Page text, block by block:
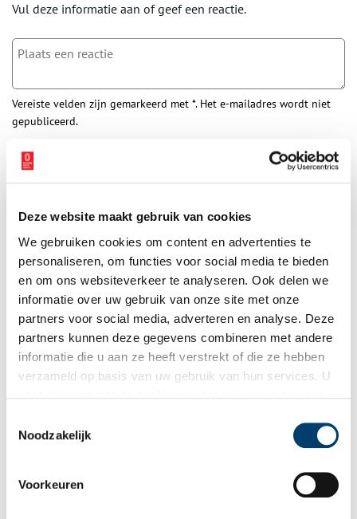
Deze website maakt gebruik van cookies
We gebruiken cookies om content en advertenties te
personaliseren, om functies voor social media te bieden
en om ons websiteverkeer te analyseren. Ook delen we
informatie over uw gebruik van onze site met onze
partners voor social media, adverteren en analyse. Deze
partners kunnen deze gegevens combineren met andere
informatie die u aan ze heeft verstrekt of die ze hebben
verzameld op basis van uw gebruik van hun services. U
Noodzakelijk
Voorkeuren
Vul deze informatie aan of geef een reactie.
Vereiste velden zijn gemarkeerd met *. Het e-mailadres wordt niet
gepubliceerd.
Vink dit aan als u op de hoogte gehouden wil worden.
Bekijk meer video's